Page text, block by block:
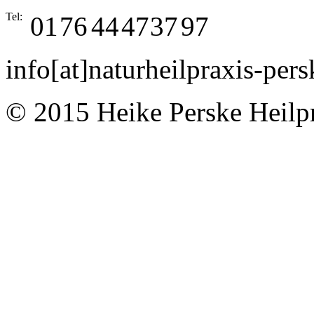
Tel: 017644473797
info[at]naturheilpraxis-
© 2015 Heike Perske